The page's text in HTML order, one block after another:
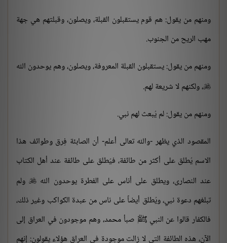
ومنهم من يقول: هم قوم يستقبلون القبلة، ويصلون، وقبلتهم هي جهة
مهب الريح من الجنوب.
ومنهم من يقول: يستقبلون القبلة المعروفة، ويصلون، وهم يوحدون الله
، ولكنهم لا شريعة لهم.
ومنهم من يقول: لم يُبعث لهم نبي.
المقصود الذي يظهر -والله تعالى أعلم- أن الصابئة فِرق وطوائف هذا
الاسم يُطلق على أكثر من طائفة، فيُطلق على طائفة عند أهل الكتاب
عند النصارى، ويطلق على أناس على الفطرة يوحدون الله ولم
تبلغهم دعوة نبي، ويُطلق أيضاً على ناس من عبدة الكواكب وغير ذلك،
فالكفار قالوا عن النبي ﷺ صبأ محمد، وهم موجودون في العراق إلى
الآن، هذه الطائفة التي لا زالت موجودة في العراق هؤلاء يقولون: إنهم